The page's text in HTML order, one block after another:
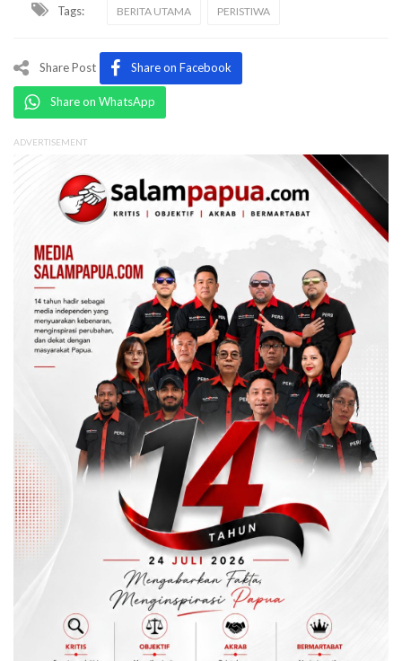
Tags: BERITA UTAMA PERISTIWA
Share Post Share on Facebook
Share on WhatsApp
ADVERTISEMENT